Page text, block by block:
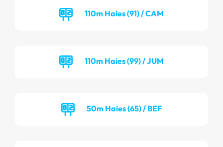
110m Haies (91) / CAM
110m Haies (99) / JUM
50m Haies (65) / BEF